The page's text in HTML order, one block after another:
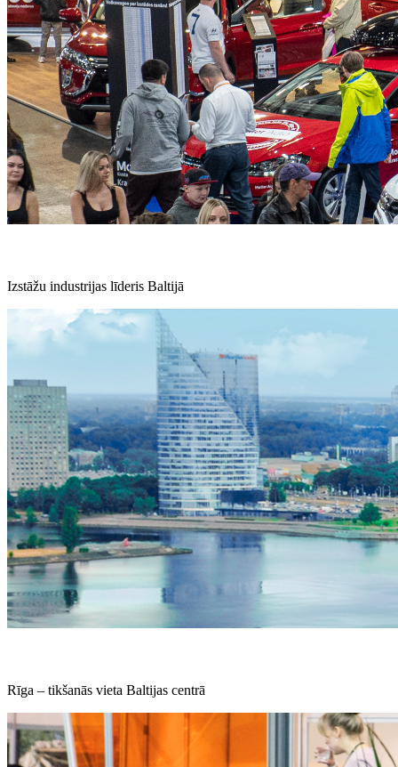
Izstāžu industrijas līderis Baltijā
Rīga – tikšanās vieta Baltijas centrā